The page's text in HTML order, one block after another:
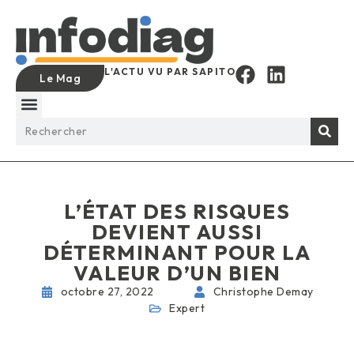
Le Mag L'ACTU VU PAR SAPITO
L’ÉTAT DES RISQUES
DEVIENT AUSSI
DÉTERMINANT POUR LA
VALEUR D’UN BIEN
octobre 27, 2022
Christophe Demay
Expert